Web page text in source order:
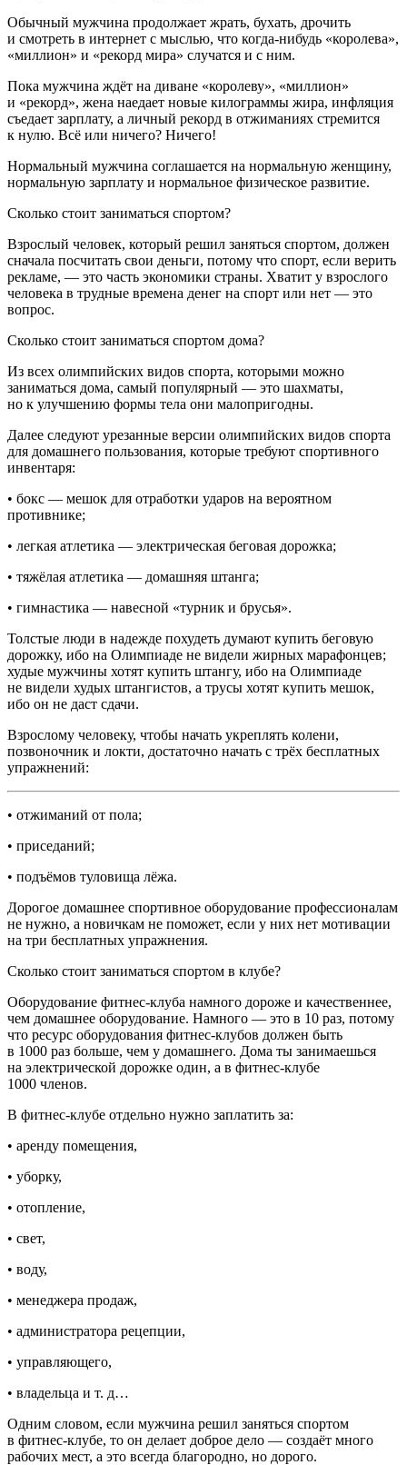
Обычный мужчина продолжает жрать, бухать, дрочить
и смотреть в интернет с мыслью, что когда-нибудь «королева»,
«миллион» и «рекорд мира» случатся и с ним.
Пока мужчина ждёт на диване «королеву», «миллион»
и «рекорд», жена наедает новые килограммы жира, инфляция
съедает зарплату, а личный рекорд в отжиманиях стремится
к нулю. Всё или ничего? Ничего!
Нормальный мужчина соглашается на нормальную женщину,
нормальную зарплату и нормальное физическое развитие.
Сколько стоит заниматься спортом?
Взрослый человек, который решил заняться спортом, должен
сначала посчитать свои деньги, потому что спорт, если верить
рекламе, — это часть экономики страны. Хватит у взрослого
человека в трудные времена денег на спорт или нет — это
вопрос.
Сколько стоит заниматься спортом дома?
Из всех олимпийских видов спорта, которыми можно
заниматься дома, самый популярный — это шахматы,
но к улучшению формы тела они малопригодны.
Далее следуют урезанные версии олимпийских видов спорта
для домашнего пользования, которые требуют спортивного
инвентаря:
• бокс — мешок для отработки ударов на вероятном
противнике;
• легкая атлетика — электрическая беговая дорожка;
• тяжёлая атлетика — домашняя штанга;
• гимнастика — навесной «турник и брусья».
Толстые люди в надежде похудеть думают купить беговую
дорожку, ибо на Олимпиаде не видели жирных марафонцев;
худые мужчины хотят купить штангу, ибо на Олимпиаде
не видели худых штангистов, а трусы хотят купить мешок,
ибо он не даст сдачи.
Взрослому человеку, чтобы начать укреплять колени,
позвоночник и локти, достаточно начать с трёх бесплатных
упражнений:
• отжиманий от пола;
• приседаний;
• подъёмов туловища лёжа.
Дорогое домашнее спортивное оборудование профессионалам
не нужно, а новичкам не поможет, если у них нет мотивации
на три бесплатных упражнения.
Сколько стоит заниматься спортом в клубе?
Оборудование фитнес-клуба намного дороже и качественнее,
чем домашнее оборудование. Намного — это в 10 раз, потому
что ресурс оборудования фитнес-клубов должен быть
в 1000 раз больше, чем у домашнего. Дома ты занимаешься
на электрической дорожке один, а в фитнес-клубе
1000 членов.
В фитнес-клубе отдельно нужно заплатить за:
• аренду помещения,
• уборку,
• отопление,
• свет,
• воду,
• менеджера продаж,
• администратора рецепции,
• управляющего,
• владельца и т. д…
Одним словом, если мужчина решил заняться спортом
в фитнес-клубе, то он делает доброе дело — создаёт много
рабочих мест, а это всегда благородно, но дорого.